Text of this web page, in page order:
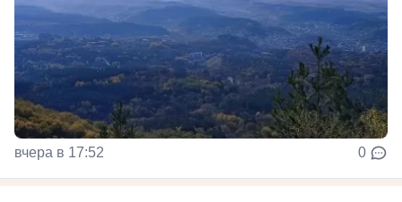
вчера в 17:52 0